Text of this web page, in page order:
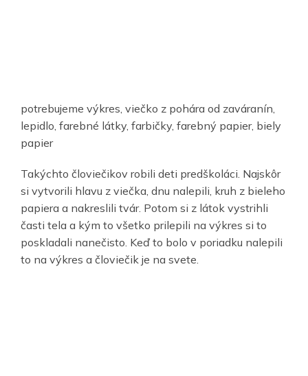
potrebujeme výkres, viečko z pohára od zaváranín,
lepidlo, farebné látky, farbičky, farebný papier, biely
papier
Takýchto človiečikov robili deti predškoláci. Najskôr
si vytvorili hlavu z viečka, dnu nalepili, kruh z bieleho
papiera a nakreslili tvár. Potom si z látok vystrihli
časti tela a kým to všetko prilepili na výkres si to
poskladali nanečisto. Keď to bolo v poriadku nalepili
to na výkres a človiečik je na svete.